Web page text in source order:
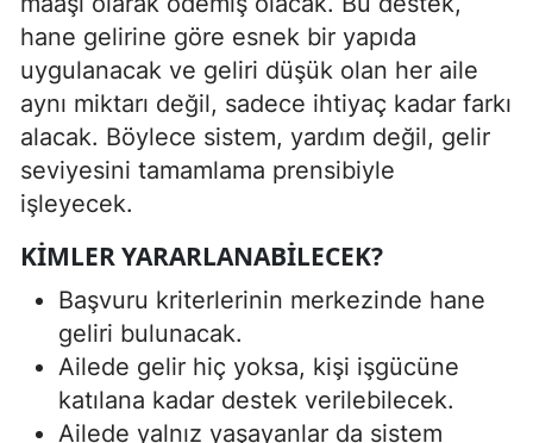
hane gelirine göre esnek bir yapıda
uygulanacak ve geliri düşük olan her aile
aynı miktarı değil, sadece ihtiyaç kadar farkı
alacak. Böylece sistem, yardım değil, gelir
seviyesini tamamlama prensibiyle
işleyecek.
KIMLER YARARLANABILECEK?
Başvuru kriterlerinin merkezinde hane
geliri bulunacak.
Ailede gelir hiç yoksa, kişi işgücüne
katılana kadar destek verilebilecek.
Ailede yalnız yaşayanlar da sistem